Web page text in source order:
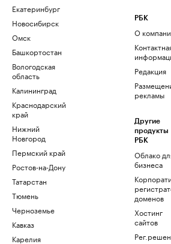
Екатеринбург
Новосибирск
Омск
Башкортостан
Вологодская
область
Калининград
Краснодарский
край
Нижний
Новгород
Пермский край
Ростов-на-Дону
Татарстан
Тюмень
Черноземье
Кавказ
Карелия
РБК
О
Редакция
рекламы
Другие
продукты
РБК
Облако
бизнеса
доменов
Хостинг
сайтов